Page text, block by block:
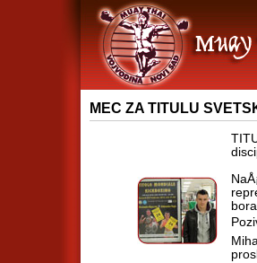
MEC ZA TITULU